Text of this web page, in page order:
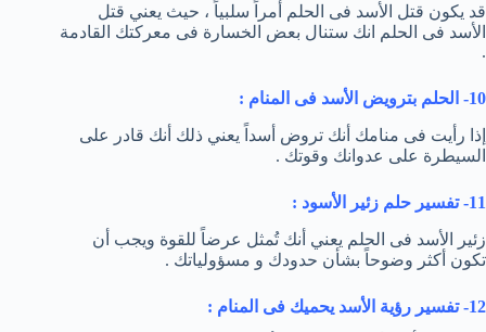
قد يكون قتل الأسد فى الحلم أمراً سلبياً ، حيث يعني قتل
الأسد فى الحلم انك ستنال بعض الخسارة فى معركتك القادمة
.
10- الحلم بترويض الأسد فى المنام :
إذا رأيت فى منامك أنك تروض أسداً يعني ذلك أنك قادر على
السيطرة على عدوانك وقوتك .
11- تفسير حلم زئير الأسود :
زئير الأسد فى الحلم يعني أنك تُمثل عرضاً للقوة ويجب أن
تكون أكثر وضوحاً بشأن حدودك و مسؤولياتك .
12- تفسير رؤية الأسد يحميك فى المنام :